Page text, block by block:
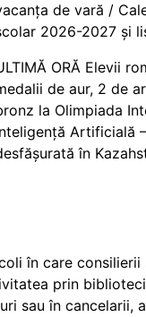
de vară /
2026-2027 și
ORĂ Elevii
de aur, 2 de
la Olimpiada
Artificială
în
în care consilierii
prin
sau în cancelarii,